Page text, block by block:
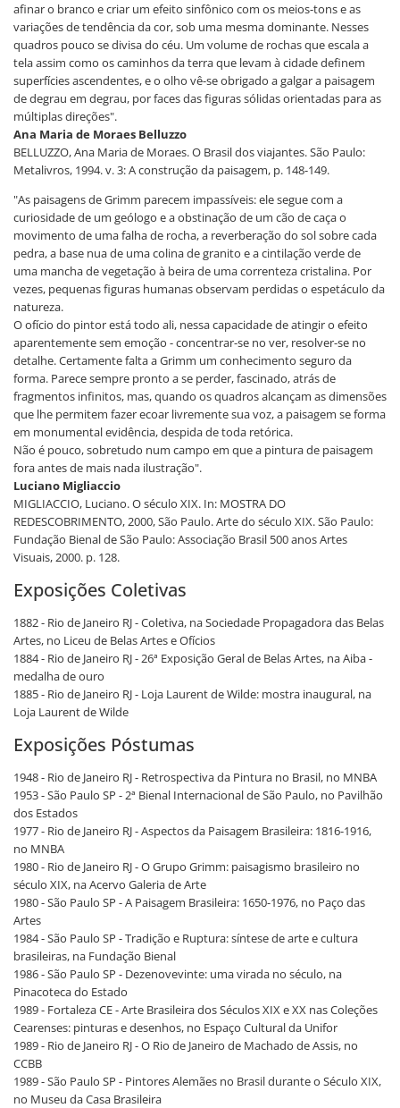
afinar o branco e criar um efeito sinfônico com os meios-tons e as
variações de tendência da cor, sob uma mesma dominante. Nesses
quadros pouco se divisa do céu. Um volume de rochas que escala a
tela assim como os caminhos da terra que levam à cidade definem
superfícies ascendentes, e o olho vê-se obrigado a galgar a paisagem
de degrau em degrau, por faces das figuras sólidas orientadas para as
múltiplas direções".
Ana Maria de Moraes Belluzzo
BELLUZZO, Ana Maria de Moraes. O Brasil dos viajantes. São Paulo:
Metalivros, 1994. v. 3: A construção da paisagem, p. 148-149.
"As paisagens de Grimm parecem impassíveis: ele segue com a
curiosidade de um geólogo e a obstinação de um cão de caça o
movimento de uma falha de rocha, a reverberação do sol sobre cada
pedra, a base nua de uma colina de granito e a cintilação verde de
uma mancha de vegetação à beira de uma correnteza cristalina. Por
vezes, pequenas figuras humanas observam perdidas o espetáculo da
natureza.
O ofício do pintor está todo ali, nessa capacidade de atingir o efeito
aparentemente sem emoção - concentrar-se no ver, resolver-se no
detalhe. Certamente falta a Grimm um conhecimento seguro da
forma. Parece sempre pronto a se perder, fascinado, atrás de
fragmentos infinitos, mas, quando os quadros alcançam as dimensões
que lhe permitem fazer ecoar livremente sua voz, a paisagem se forma
em monumental evidência, despida de toda retórica.
Não é pouco, sobretudo num campo em que a pintura de paisagem
fora antes de mais nada ilustração".
Luciano Migliaccio
MIGLIACCIO, Luciano. O século XIX. In: MOSTRA DO
REDESCOBRIMENTO, 2000, São Paulo. Arte do século XIX. São Paulo:
Fundação Bienal de São Paulo: Associação Brasil 500 anos Artes
Visuais, 2000. p. 128.
Exposições Coletivas
1882 - Rio de Janeiro RJ - Coletiva, na Sociedade Propagadora das Belas
Artes, no Liceu de Belas Artes e Ofícios
1884 - Rio de Janeiro RJ - 26ª Exposição Geral de Belas Artes, na Aiba -
medalha de ouro
1885 - Rio de Janeiro RJ - Loja Laurent de Wilde: mostra inaugural, na
Loja Laurent de Wilde
Exposições Póstumas
1948 - Rio de Janeiro RJ - Retrospectiva da Pintura no Brasil, no MNBA
1953 - São Paulo SP - 2ª Bienal Internacional de São Paulo, no Pavilhão
dos Estados
1977 - Rio de Janeiro RJ - Aspectos da Paisagem Brasileira: 1816-1916,
no MNBA
1980 - Rio de Janeiro RJ - O Grupo Grimm: paisagismo brasileiro no
século XIX, na Acervo Galeria de Arte
1980 - São Paulo SP - A Paisagem Brasileira: 1650-1976, no Paço das
Artes
1984 - São Paulo SP - Tradição e Ruptura: síntese de arte e cultura
brasileiras, na Fundação Bienal
1986 - São Paulo SP - Dezenovevinte: uma virada no século, na
Pinacoteca do Estado
1989 - Fortaleza CE - Arte Brasileira dos Séculos XIX e XX nas Coleções
Cearenses: pinturas e desenhos, no Espaço Cultural da Unifor
1989 - Rio de Janeiro RJ - O Rio de Janeiro de Machado de Assis, no
CCBB
1989 - São Paulo SP - Pintores Alemães no Brasil durante o Século XIX,
no Museu da Casa Brasileira